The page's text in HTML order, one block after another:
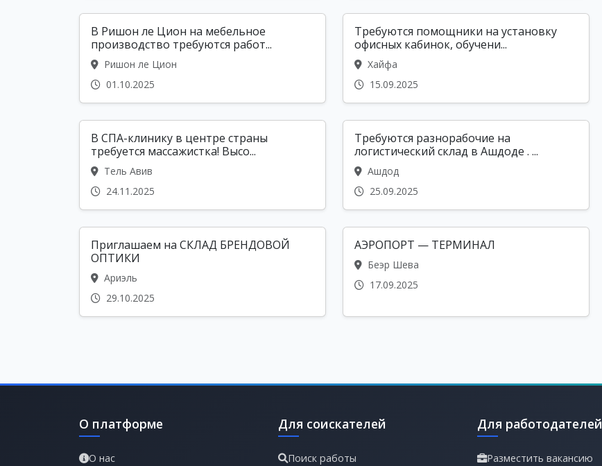
В Ришон ле Цион на мебельное
производство требуются работ...
Ришон ле Цион
01.10.2025
Требуются помощники на установку
офисных кабинок, обучени...
Хайфа
15.09.2025
В СПА-клинику в центре страны
требуется массажистка! Высо...
Тель Авив
24.11.2025
Требуются разнорабочие на
логистический склад в Ашдоде . ...
Ашдод
25.09.2025
Приглашаем на СКЛАД БРЕНДОВОЙ
ОПТИКИ
Ариэль
29.10.2025
АЭРОПОРТ — ТЕРМИНАЛ
Беэр Шева
17.09.2025
О платформе
О нас
Для соискателей
Поиск работы
Для работодателей
Разместить вакансию